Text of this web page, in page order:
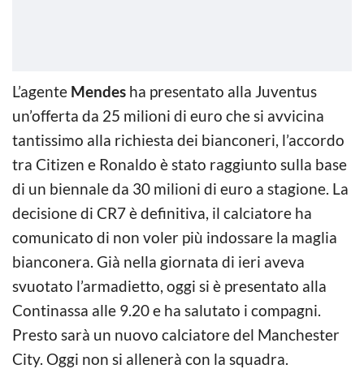
L’agente Mendes ha presentato alla Juventus
un’offerta da 25 milioni di euro che si avvicina
tantissimo alla richiesta dei bianconeri, l’accordo
tra Citizen e Ronaldo è stato raggiunto sulla base
di un biennale da 30 milioni di euro a stagione. La
decisione di CR7 è definitiva, il calciatore ha
comunicato di non voler più indossare la maglia
bianconera. Già nella giornata di ieri aveva
svuotato l’armadietto, oggi si è presentato alla
Continassa alle 9.20 e ha salutato i compagni.
Presto sarà un nuovo calciatore del Manchester
City. Oggi non si allenerà con la squadra.